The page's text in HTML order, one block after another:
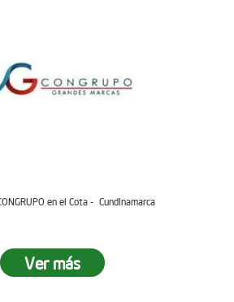
en el Cota - Cundinamarca
Ver más